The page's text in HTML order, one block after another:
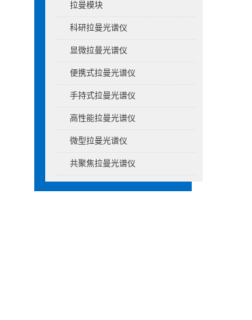
拉曼模块
科研拉曼光谱仪
显微拉曼光谱仪
便携式拉曼光谱仪
手持式拉曼光谱仪
高性能拉曼光谱仪
微型拉曼光谱仪
共聚焦拉曼光谱仪